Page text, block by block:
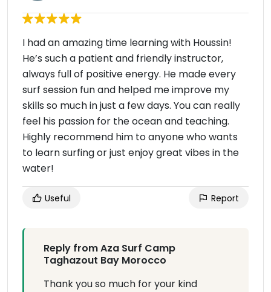
I had an amazing time learning with Houssin!
He’s such a patient and friendly instructor,
always full of positive energy. He made every
surf session fun and helped me improve my
skills so much in just a few days. You can really
feel his passion for the ocean and teaching.
Highly recommend him to anyone who wants
to learn surfing or just enjoy great vibes in the
water!
Useful Report
Reply from Aza Surf Camp
Taghazout Bay Morocco
Thank you so much for your kind